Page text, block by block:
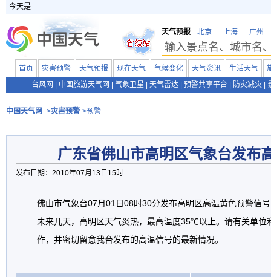
今天是
天气预报 北京 上海 广州
首页 灾害预警 天气预报 现在天气 气候变化 天气资讯 生活天气
台风网
中国旅游天气网 气象卫星 天气雷达 预警共享平台 防灾减灾
中国天气网 >灾害预警 >预警
广东省佛山市高明区气象台发布
发布日期：2010年07月13日15时
佛山市气象台07月01日08时30分发布高明区高温黄色预警信
未来几天，高明区天气炎热，最高温度35℃以上。请有关单位
作，并密切留意我台发布的高温信号的最新情况。